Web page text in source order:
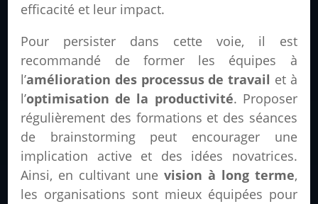
efficacité et leur impact.
Pour persister dans cette voie, il est
recommandé de former les équipes à
l’amélioration des processus de travail et à
l’optimisation de la productivité. Proposer
régulièrement des formations et des séances
de brainstorming peut encourager une
implication active et des idées novatrices.
Ainsi, en cultivant une vision à long terme,
les organisations sont mieux équipées pour